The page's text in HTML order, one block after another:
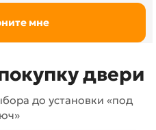
двери
до установки «под